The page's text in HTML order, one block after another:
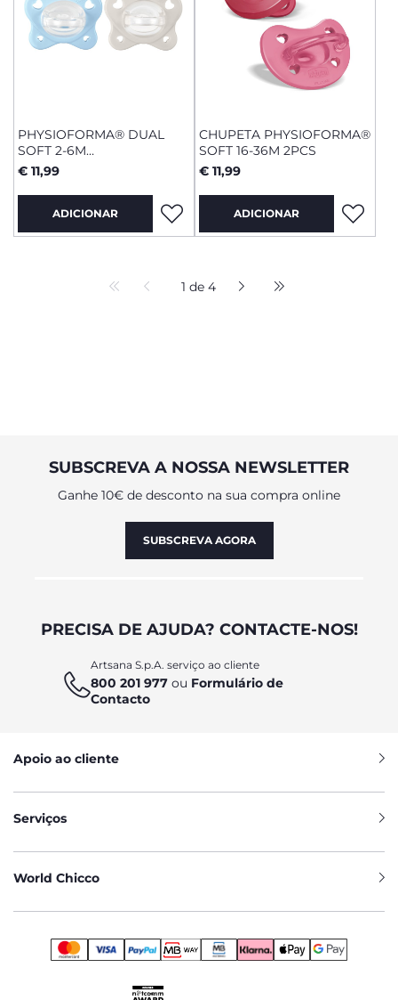
PHYSIOFORMA® DUAL
SOFT 2-6M
AZUL/CINZENTO 2
UNIDADES
€ 11,99
ADICIONAR
CHUPETA PHYSIOFORMA®
SOFT 16-36M 2PCS
€ 11,99
ADICIONAR
1 de 4
SUBSCREVA A NOSSA NEWSLETTER
Ganhe 10€ de desconto na sua compra online
SUBSCREVA AGORA
PRECISA DE AJUDA? CONTACTE-NOS!
Artsana S.p.A. serviço ao cliente
800 201 977 ou Formulário de
Contacto
Apoio ao cliente
Serviços
World Chicco